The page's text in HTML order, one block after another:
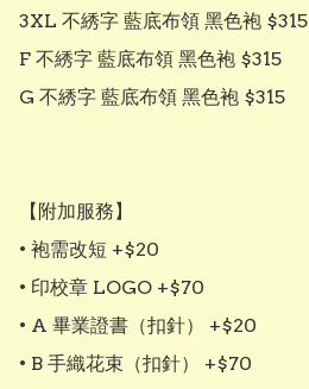
3XL 不綉字 藍底布領 黑色袍 $315
F 不綉字 藍底布領 黑色袍 $315
G 不綉字 藍底布領 黑色袍 $315
【附加服務】
• 袍需改短 +$20
• 印校章 LOGO +$70
• A 畢業證書（扣針） +$20
• B 手織花束（扣針） +$70